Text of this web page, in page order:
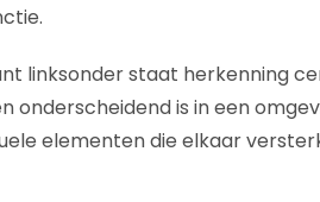
linksonder staat herkenning
onderscheidend is in een
elementen die elkaar